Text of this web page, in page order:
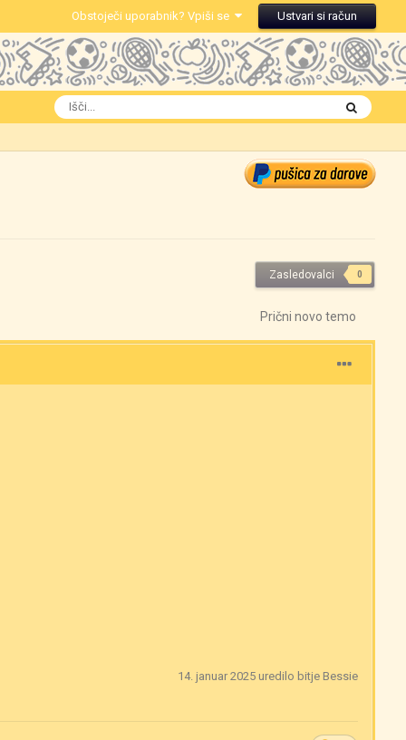
Obstoječi uporabnik? Vpiši se Ustvari si račun
Zasledovalci 0
Prični novo temo
14. januar 2025 uredilo bitje Bessie